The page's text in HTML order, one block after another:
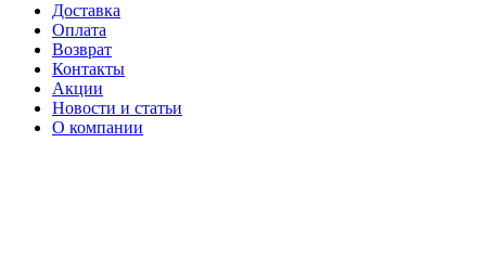
Доставка
Оплата
Возврат
Контакты
Акции
Новости и статьи
О компании